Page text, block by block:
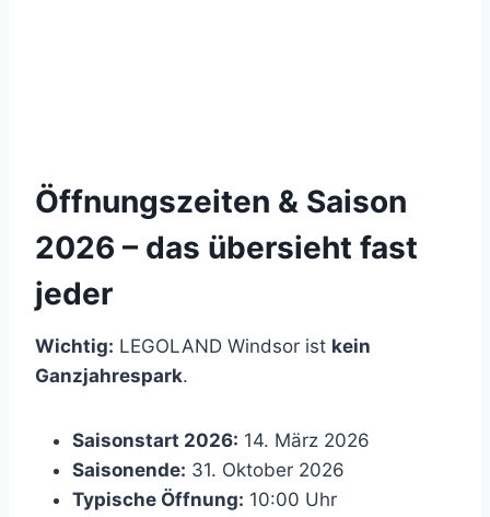
Öffnungszeiten & Saison
2026 – das übersieht fast
jeder
Wichtig: LEGOLAND Windsor ist kein
Ganzjahrespark.
Saisonstart 2026: 14. März 2026
Saisonende: 31. Oktober 2026
Typische Öffnung: 10:00 Uhr